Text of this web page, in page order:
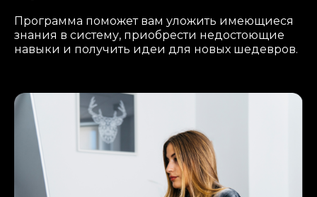
Программа поможет вам уложить имеющиеся
знания в систему, приобрести недостоющие
навыки и получить идеи для новых шедевров.